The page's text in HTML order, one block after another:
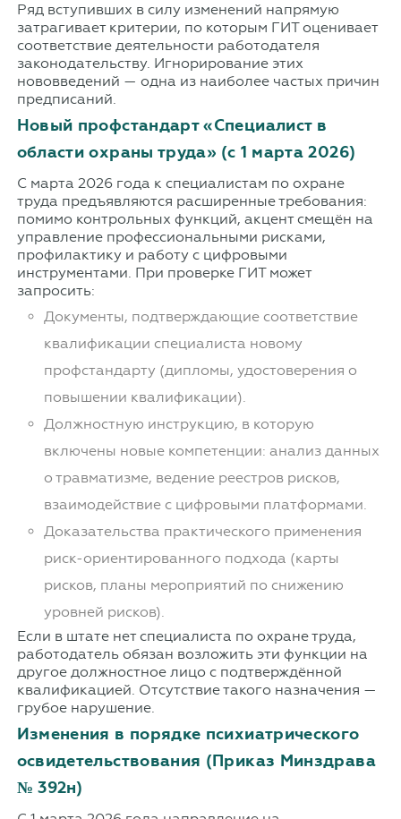
Ряд вступивших в силу изменений напрямую
затрагивает критерии, по которым ГИТ оценивает
соответствие деятельности работодателя
законодательству. Игнорирование этих
нововведений — одна из наиболее частых причин
предписаний.
Новый профстандарт «Специалист в
области охраны труда» (с 1 марта 2026)
С марта 2026 года к специалистам по охране
труда предъявляются расширенные требования:
помимо контрольных функций, акцент смещён на
управление профессиональными рисками,
профилактику и работу с цифровыми
инструментами. При проверке ГИТ может
запросить:
Документы, подтверждающие соответствие
квалификации специалиста новому
профстандарту (дипломы, удостоверения о
повышении квалификации).
Должностную инструкцию, в которую
включены новые компетенции: анализ данных
о травматизме, ведение реестров рисков,
взаимодействие с цифровыми платформами.
Доказательства практического применения
риск-ориентированного подхода (карты
рисков, планы мероприятий по снижению
уровней рисков).
Если в штате нет специалиста по охране труда,
работодатель обязан возложить эти функции на
другое должностное лицо с подтверждённой
квалификацией. Отсутствие такого назначения —
грубое нарушение.
Изменения в порядке психиатрического
освидетельствования (Приказ Минздрава
№ 392н)